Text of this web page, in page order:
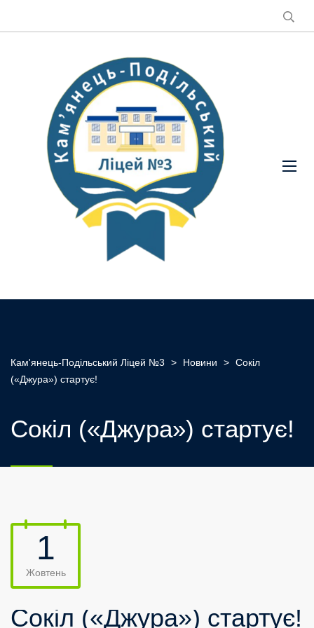
Кам'янець-Подільський Ліцей №3 > Новини > Сокіл
(«Джура») стартує!
Сокіл («Джура») стартує!
1
Жовтень
Сокіл («Джура») стартує!